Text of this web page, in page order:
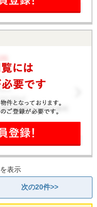
表示
次の20件>>